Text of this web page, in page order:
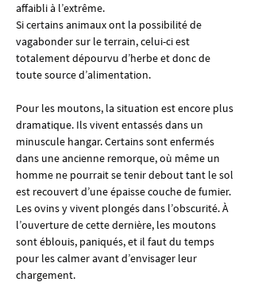
affaibli à l’extrême.
Si certains animaux ont la possibilité de
vagabonder sur le terrain, celui-ci est
totalement dépourvu d’herbe et donc de
toute source d’alimentation.
Pour les moutons, la situation est encore plus
dramatique. Ils vivent entassés dans un
minuscule hangar. Certains sont enfermés
dans une ancienne remorque, où même un
homme ne pourrait se tenir debout tant le sol
est recouvert d’une épaisse couche de fumier.
Les ovins y vivent plongés dans l’obscurité. À
l’ouverture de cette dernière, les moutons
sont éblouis, paniqués, et il faut du temps
pour les calmer avant d’envisager leur
chargement.